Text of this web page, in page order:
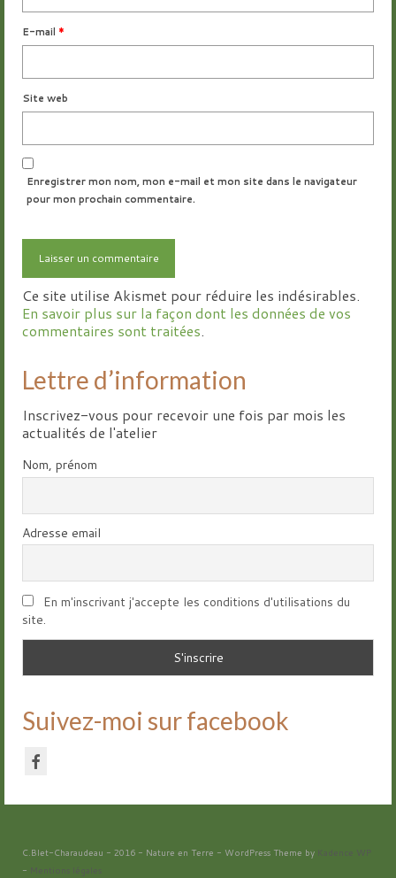
E-mail *
Site web
Enregistrer mon nom, mon e-mail et mon site dans le navigateur
pour mon prochain commentaire.
Ce site utilise Akismet pour réduire les indésirables.
En savoir plus sur la façon dont les données de vos
commentaires sont traitées.
Lettre d’information
Inscrivez-vous pour recevoir une fois par mois les
actualités de l'atelier
Nom, prénom
Adresse email
En m'inscrivant j'accepte les conditions d'utilisations du
site.
Suivez-moi sur facebook
C.Blet-Charaudeau - 2016 - Nature en Terre - WordPress Theme by
Kadence WP
- Mentions légales